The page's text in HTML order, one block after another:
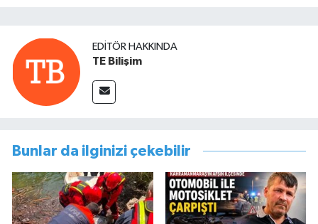
EDITÖR HAKKINDA
TE Bilişim
Bunlar da ilginizi çekebilir